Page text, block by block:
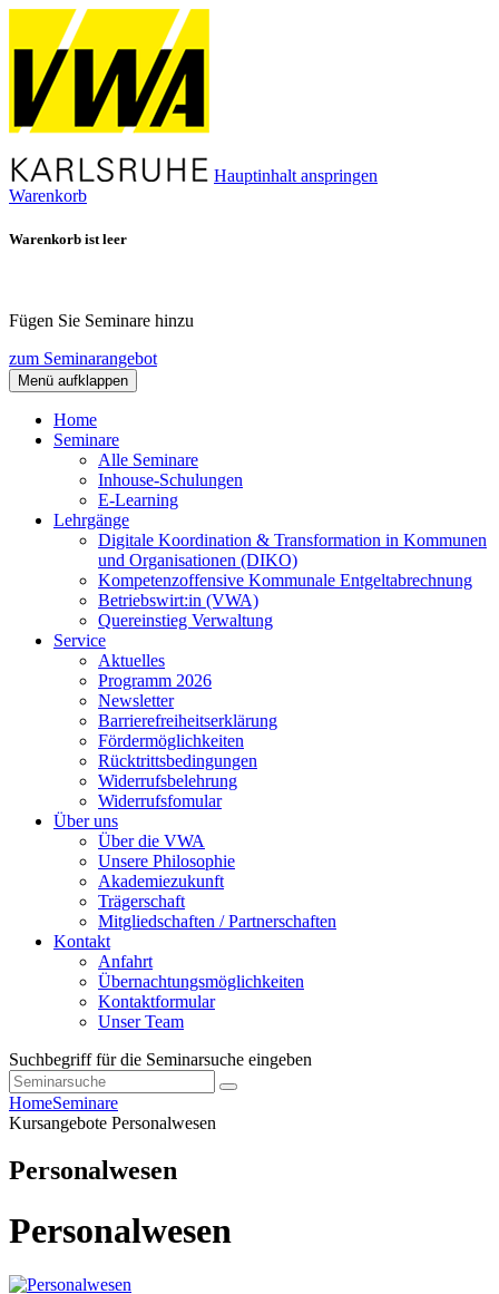
Hauptinhalt anspringen
Warenkorb
Warenkorb ist leer
Fügen Sie Seminare hinzu
zum Seminarangebot
Menü aufklappen
Home
Seminare
Alle Seminare
Inhouse-Schulungen
E-Learning
Lehrgänge
Digitale Koordination & Transformation in Kommunen
und Organisationen (DIKO)
Kompetenzoffensive Kommunale Entgeltabrechnung
Betriebswirt:in (VWA)
Quereinstieg Verwaltung
Service
Aktuelles
Programm 2026
Newsletter
Barrierefreiheitserklärung
Fördermöglichkeiten
Rücktrittsbedingungen
Widerrufsbelehrung
Widerrufsfomular
Über uns
Über die VWA
Unsere Philosophie
Akademiezukunft
Trägerschaft
Mitgliedschaften / Partnerschaften
Kontakt
Anfahrt
Übernachtungsmöglichkeiten
Kontaktformular
Unser Team
Suchbegriff für die Seminarsuche eingeben
HomeSeminare
Kursangebote Personalwesen
Personalwesen
Personalwesen